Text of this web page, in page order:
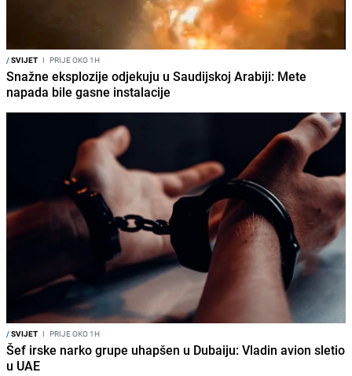
/SVIJET I PRIJE OKO 1H
Snažne eksplozije odjekuju u Saudijskoj Arabiji: Mete
napada bile gasne instalacije
/SVIJET I PRIJE OKO 1H
Šef irske narko grupe uhapšen u Dubaiju: Vladin avion sletio
u UAE